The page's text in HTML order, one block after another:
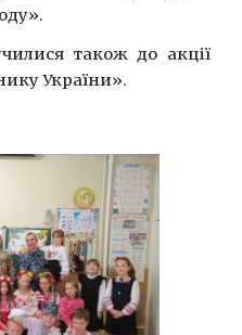
також до акції
України».